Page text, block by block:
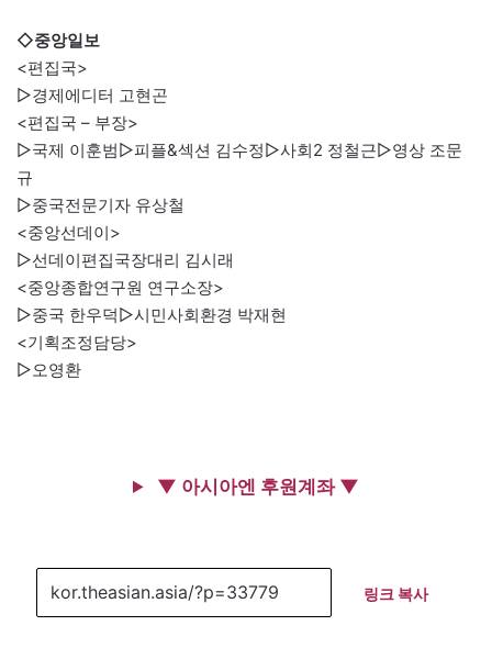
◇중앙일보
<편집국>
▷경제에디터 고현곤
<편집국 – 부장>
▷국제 이훈범▷피플&섹션 김수정▷사회2 정철근▷영상 조문
규
▷중국전문기자 유상철
<중앙선데이>
▷선데이편집국장대리 김시래
<중앙종합연구원 연구소장>
▷중국 한우덕▷시민사회환경 박재현
<기획조정담당>
▷오영환
▼ 아시아엔 후원계좌 ▼
링크 복사